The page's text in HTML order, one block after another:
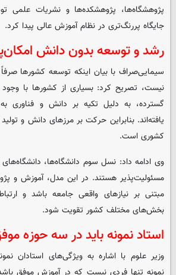
پژوهشگاه‌ها، پژوهشکده‌ها و نشریات علمی
جایگاه پررنگ‌تری در نظام آموزش عالی پیدا کرد.
رشد و توسعه بدون دانش
سیمایی‌صراف با بیان اینکه توسعه کشورها
نیست، تصریح کرد: بسیاری از کشورها با وجود
گسترده، به دلیل تکیه بر دانش و
یافته‌اند. بنابراین حرکت بر مرزهای دانش و
کشوری است.
وی ادامه داد: نسل سوم دانشگاه‌ها، دانشگاه‌های
مسئولیت‌پذیر هستند. در این مدل، آموزش و
مبتنی بر نیازهای واقعی جامعه باشد و
بخش‌های مختلف کشور تقویت شود.
استاد نمونه باید در سه حوزه
وزیر علوم با اشاره به ویژگی‌های استادان